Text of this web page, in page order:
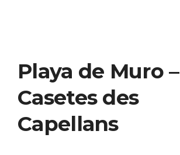
Playa de Muro –
Casetes des
Capellans